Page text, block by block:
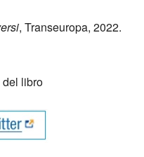
, Transeuropa, 2022.
del libro